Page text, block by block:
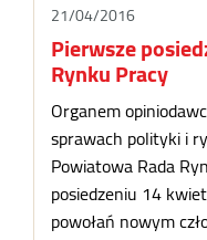
21/04/2016
Pierwsze
Rynku Pracy
Organem
sprawach polityki i
Powiatowa Rada
posiedzeniu 14
powołań nowym